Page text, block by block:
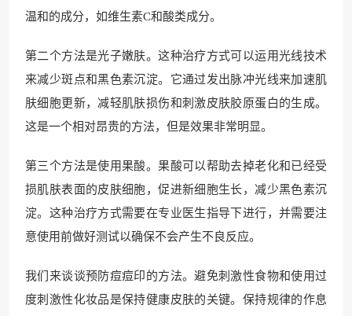
温和的成分，如维生素C和酸类成分。
第二个方法是光子嫩肤。这种治疗方式可以运用光线技术
来减少斑点和黑色素沉淀。它通过发出脉冲光线来加速肌
肤细胞更新，减轻肌肤损伤和刺激皮肤胶原蛋白的生成。
这是一个相对昂贵的方法，但是效果非常明显。
第三个方法是使用果酸。果酸可以帮助去掉老化和已经受
损肌肤表面的皮肤细胞，促进新细胞生长，减少黑色素沉
淀。这种治疗方式需要在专业医生指导下进行，并需要注
意使用前做好测试以确保不会产生不良反应。
我们来谈谈预防痘痘印的方法。避免刺激性食物和使用过
度刺激性化妆品是保持健康皮肤的关键。保持规律的作息